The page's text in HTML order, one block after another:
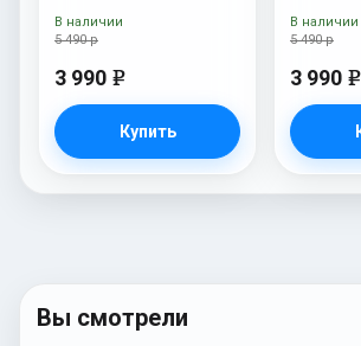
5 490 р
3 990 e
Купить
В наличии
5 490 р
3 990 e
В наличии
Вы смотрели